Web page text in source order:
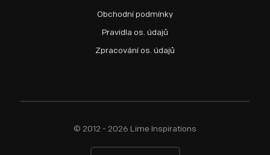
Obchodní podmínky
Pravidla os. údajů
Zpracování os. údajů
© 2012 - 2026 Lime Inspirations